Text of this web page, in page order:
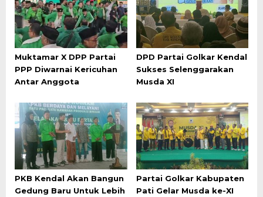
Muktamar X DPP Partai
PPP Diwarnai Kericuhan
Antar Anggota
DPD Partai Golkar Kendal
Sukses Selenggarakan
Musda XI
PKB Kendal Akan Bangun
Gedung Baru Untuk Lebih
Partai Golkar Kabupaten
Pati Gelar Musda ke-XI